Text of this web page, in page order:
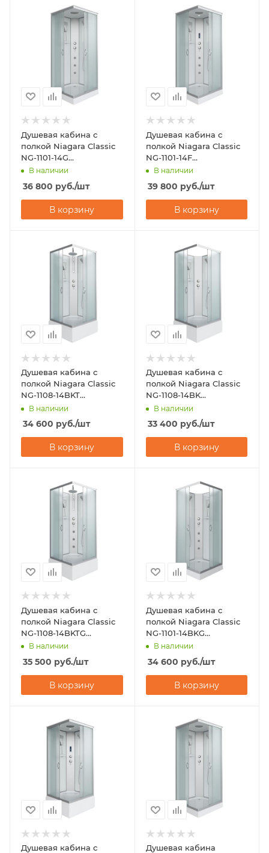
Душевая кабина с
полкой Niagara Classic
NG-1101-14G
(900х900х2150)
В наличии
36 800 руб./шт
В корзину
Душевая кабина с
полкой Niagara Classic
NG-1101-14F
(900х900х2150)
В наличии
39 800 руб./шт
В корзину
Душевая кабина с
полкой Niagara Classic
NG-1108-14BKT
(900х900х2100-2400)
В наличии
34 600 руб./шт
В корзину
Душевая кабина с
полкой Niagara Classic
NG-1108-14BK
(900х900х2000)
В наличии
33 400 руб./шт
В корзину
Душевая кабина с
полкой Niagara Classic
NG-1108-14BKTG
(900х900х2100-2400)
В наличии
35 500 руб./шт
В корзину
Душевая кабина с
полкой Niagara Classic
NG-1101-14BKG
(900х900х2000)
В наличии
34 600 руб./шт
В корзину
Душевая кабина с
Душевая кабина